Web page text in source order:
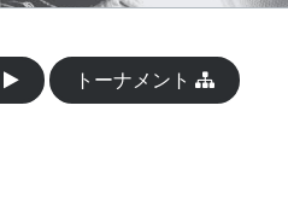
トーナメント